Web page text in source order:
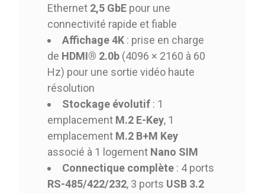
Ethernet 2,5 GbE pour une
connectivité rapide et fiable
Affichage 4K : prise en charge
de HDMI® 2.0b (4096 × 2160 à 60
Hz) pour une sortie vidéo haute
résolution
Stockage évolutif : 1
emplacement M.2 E-Key, 1
emplacement M.2 B+M Key
associé à 1 logement Nano SIM
Connectique complète : 4 ports
RS-485/422/232, 3 ports USB 3.2